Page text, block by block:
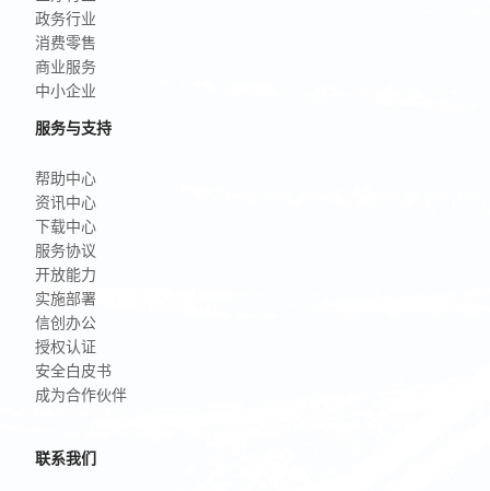
政务行业
消费零售
商业服务
中小企业
服务与支持
帮助中心
资讯中心
下载中心
服务协议
开放能力
实施部署
信创办公
授权认证
安全白皮书
成为合作伙伴
联系我们